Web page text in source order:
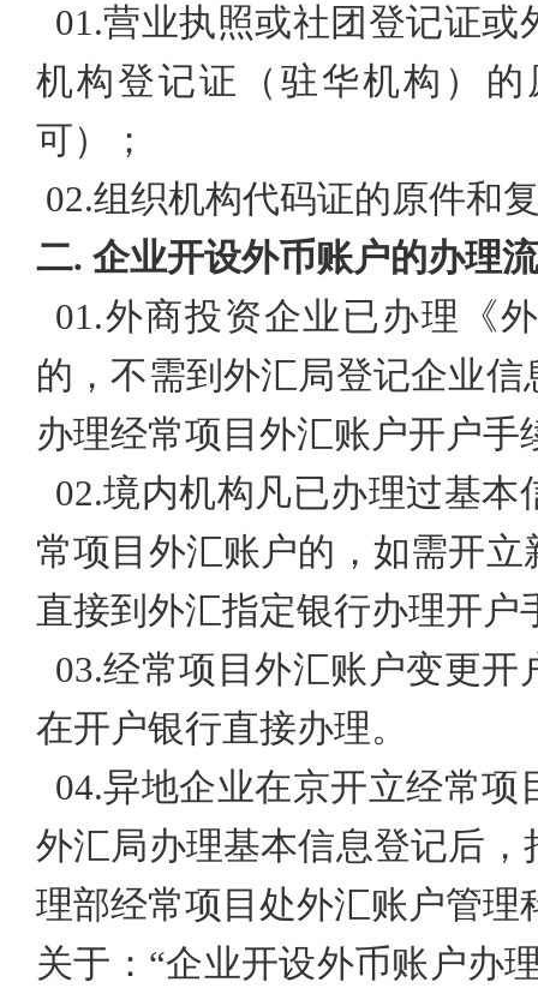
01.营业执照或社团登记证或
机构登记证（驻华机构）
可）；
02.组织机构代码证的原件和
二. 企业开设外币账户的办理
01.外商投资企业已办理《
的，不需到外汇局登记企业
办理经常项目外汇账户开户手
02.境内机构凡已办理过基本
常项目外汇账户的，如需开
直接到外汇指定银行办理开户
03.经常项目外汇账户变更开
在开户银行直接办理。
04.异地企业在京开立经常项
外汇局办理基本信息登记后
理部经常项目处外汇账户管
关于： “企业开设外币账户办